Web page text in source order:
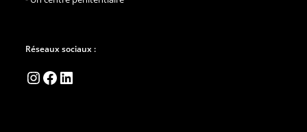
Réseaux sociaux :
Instagram
Facebook
LinkedIn